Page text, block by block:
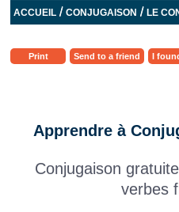
ACCUEIL /CONJUGAISON /LE
Print Send to a friend I
Apprendre à
Conjugaison
verbes